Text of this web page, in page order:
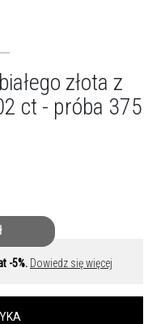
złota z
ct - próba 375
-5%. Dowiedz się więcej